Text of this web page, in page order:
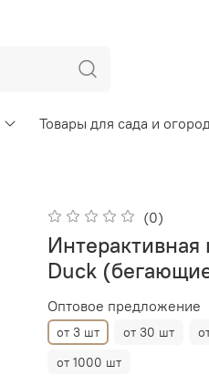
Товары для сада и
(0)
Duck
Оптовое предложение
от 3 шт от 30 шт
от 1000 шт